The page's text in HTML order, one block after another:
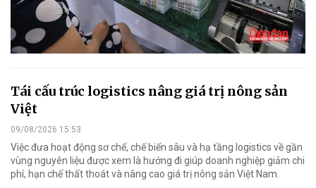
Tái cấu trúc logistics nâng giá trị nông sản
Việt
09/08/2026 15:53
Việc đưa hoạt động sơ chế, chế biến sâu và hạ tầng logistics về gần
vùng nguyên liệu được xem là hướng đi giúp doanh nghiệp giảm chi
phí, hạn chế thất thoát và nâng cao giá trị nông sản Việt Nam.